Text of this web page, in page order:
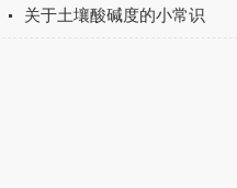
关于土壤酸碱度的小常识